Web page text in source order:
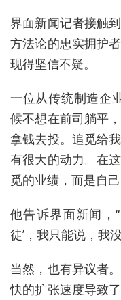
界面新闻记者接触
方法论的忠实拥护
现得坚信不疑。
一位从传统制造企
候不想在前司躺平
拿钱去投。追觅给
有很大的动力。在
觅的业绩，而是自
他告诉界面新闻，
徒’ ，我只能说，我
当然，也有异议者
快的扩张速度导致